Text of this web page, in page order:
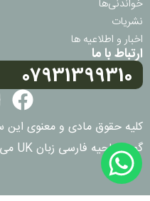
خواندنی‌ها
نشریات
اخبار و اطلاعیه ها
ارتباط با ما
07931399310
کلیه حقوق مادی و معنوی این
گمنام ناحیه فارسی زبان UK می باشد.